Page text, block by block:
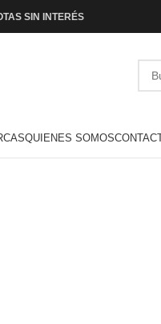
SIN INTERÉS
QUIENES SOMOS